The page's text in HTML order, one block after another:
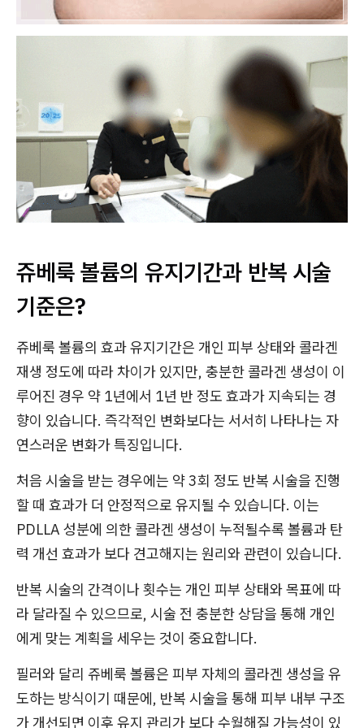
쥬베룩 볼륨의 유지기간과 반복 시술
기준은?
쥬베룩 볼륨의 효과 유지기간은 개인 피부 상태와 콜라겐
재생 정도에 따라 차이가 있지만, 충분한 콜라겐 생성이 이
루어진 경우 약 1년에서 1년 반 정도 효과가 지속되는 경
향이 있습니다. 즉각적인 변화보다는 서서히 나타나는 자
연스러운 변화가 특징입니다.
처음 시술을 받는 경우에는 약 3회 정도 반복 시술을 진행
할 때 효과가 더 안정적으로 유지될 수 있습니다. 이는
PDLLA 성분에 의한 콜라겐 생성이 누적될수록 볼륨과 탄
력 개선 효과가 보다 견고해지는 원리와 관련이 있습니다.
반복 시술의 간격이나 횟수는 개인 피부 상태와 목표에 따
라 달라질 수 있으므로, 시술 전 충분한 상담을 통해 개인
에게 맞는 계획을 세우는 것이 중요합니다.
필러와 달리 쥬베룩 볼륨은 피부 자체의 콜라겐 생성을 유
도하는 방식이기 때문에, 반복 시술을 통해 피부 내부 구조
가 개선되면 이후 유지 관리가 보다 수월해질 가능성이 있